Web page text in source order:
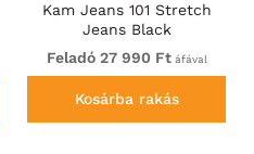
Kam Jeans 101 Stretch
Jeans Black
Feladó 27 990 Ftáfával
Kosárba rakás